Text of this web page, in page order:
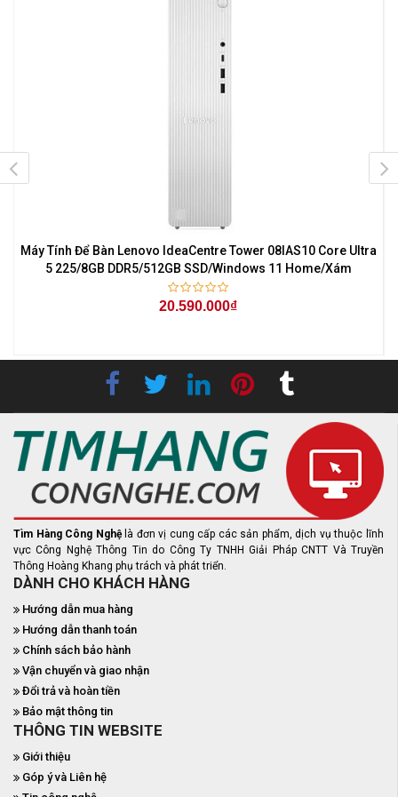
Máy Tính Để Bàn Lenovo IdeaCentre Tower 08IAS10 Core Ultra
5 225/8GB DDR5/512GB SSD/Windows 11 Home/Xám
20.590.000₫
Tìm Hàng Công Nghệ là đơn vị cung cấp các sản phẩm, dịch vụ thuộc lĩnh
vực Công Nghệ Thông Tin do Công Ty TNHH Giải Pháp CNTT Và Truyền
Thông Hoàng Khang phụ trách và phát triển.
DÀNH CHO KHÁCH HÀNG
Hướng dẫn mua hàng
Hướng dẫn thanh toán
Chính sách bảo hành
Vận chuyển và giao nhận
Đổi trả và hoàn tiền
Bảo mật thông tin
THÔNG TIN WEBSITE
Giới thiệu
Góp ý và Liên hệ